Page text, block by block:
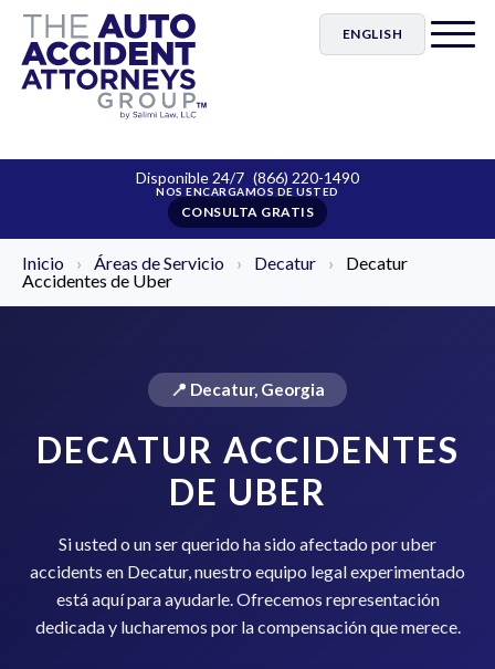
ENGLISH
Disponible 24/7 (866) 220-1490
CONSULTA GRATIS
Inicio › Áreas de Servicio › Decatur ›
Decatur
Accidentes de Uber
📍 Decatur, Georgia
DECATUR ACCIDENTES
DE UBER
Si usted o un ser querido ha sido afectado por uber
accidents en Decatur, nuestro equipo legal experimentado
está aquí para ayudarle. Ofrecemos representación
dedicada y lucharemos por la compensación que merece.